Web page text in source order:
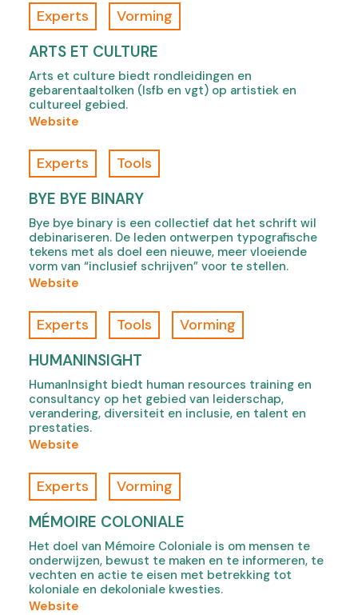
s
i
n
e
w
b
)
f
L
'
a
r
c
h
t
e
t
u
r
e
q
i
d
é
g
e
n
r
e
o
p
e
n
i
n
n
Experts Vorming
ARTS ET CULTURE
Arts et culture biedt rondleidingen en
gebarentaaltolken (lsfb en vgt) op artistiek en
cultureel gebied.
Website
f
A
r
t
s
e
t
l
t
u
r
e
,
o
n
s
n
n
e
w
t
Experts Tools
BYE BYE BINARY
Bye bye binary is een collectief dat het schrift wil
debinariseren. De leden ontwerpen typografische
tekens met als doel een nieuwe, meer vloeiende
vorm van “inclusief schrijven” voor te stellen.
Website
f
B
y
e
b
y
e
n
a
r
y
o
p
Experts Tools Vorming
HUMANINSIGHT
HumanInsight biedt human resources training en
consultancy op het gebied van leiderschap,
verandering, diversiteit en inclusie, en talent en
prestaties.
Website
f
H
u
m
a
n
I
Experts Vorming
MÉMOIRE COLONIALE
Het doel van Mémoire Coloniale is om mensen te
onderwijzen, bewust te maken en te informeren, te
vechten en actie te eisen met betrekking tot
koloniale en dekoloniale kwesties.
Website